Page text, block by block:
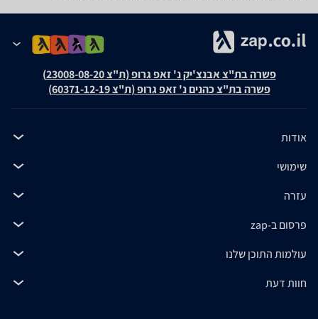
פשרה בת"צ אבנצ'יק נ' זאפ גרופ (ת"צ 23008-08-20)
פשרה בת"צ כהנים נ' זאפ גרופ (ת"צ 60371-12-19)
אודות
שימושי
עזרה
פרסום ב-zap
עולמות התוכן שלנו
חוות דעת